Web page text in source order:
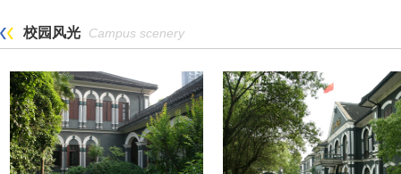
校园风光 Campus scenery